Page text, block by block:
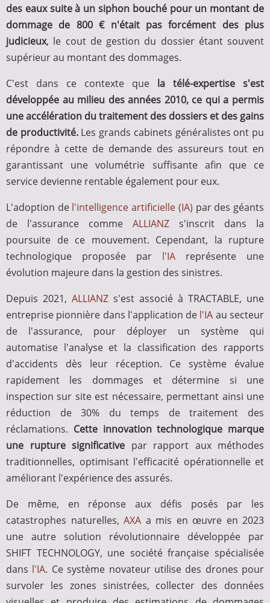
des eaux suite à un siphon bouché pour un montant de
dommage de 800 € n'était pas forcément des plus
judicieux, le cout de gestion du dossier étant souvent
supérieur au montant des dommages.
C'est dans ce contexte que la télé-expertise s'est
développée au milieu des années 2010, ce qui a permis
une accélération du traitement des dossiers et des gains
de productivité.Les grands cabinets généralistes ont pu
répondre à cette de demande des assureurs tout en
garantissant une volumétrie suffisante afin que ce
service devienne rentable également pour eux.
L'adoption de l'intelligence artificielle (IA) par des géants
de l'assurance comme ALLIANZ s'inscrit dans la
poursuite de ce mouvement. Cependant, la rupture
technologique proposée par l'IA représente une
évolution majeure dans la gestion des sinistres.
Depuis 2021, ALLIANZ s'est associé à TRACTABLE, une
entreprise pionnière dans l'application de l'IA au secteur
de l'assurance, pour déployer un système qui
automatise l'analyse et la classification des rapports
d'accidents dès leur réception. Ce système évalue
rapidement les dommages et détermine si une
inspection sur site est nécessaire, permettant ainsi une
réduction de 30% du temps de traitement des
réclamations. Cette innovation technologique marque
une rupture significative par rapport aux méthodes
traditionnelles, optimisant l'efficacité opérationnelle et
améliorant l'expérience des assurés.
De même, en réponse aux défis posés par les
catastrophes naturelles, AXA a mis en œuvre en 2023
une autre solution révolutionnaire développée par
SHIFT TECHNOLOGY, une société française spécialisée
dans l'IA. Ce système novateur utilise des drones pour
survoler les zones sinistrées, collecter des données